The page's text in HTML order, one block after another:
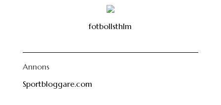
fotbollsthlm
Annons
Sportbloggare.com